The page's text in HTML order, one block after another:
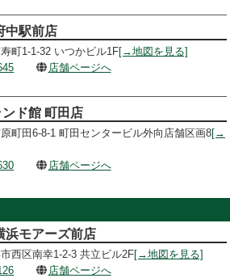
中駅前店
町1-1-32 いつかビル1F[→地図を見る]
店舗ページへ
ド館 町田店
町田6-8-1 町田センタービル外向店舗区画8[→
店舗ページへ
浜モアーズ前店
西区南幸1-2-3 共立ビル2F[→地図を見る]
店舗ページへ